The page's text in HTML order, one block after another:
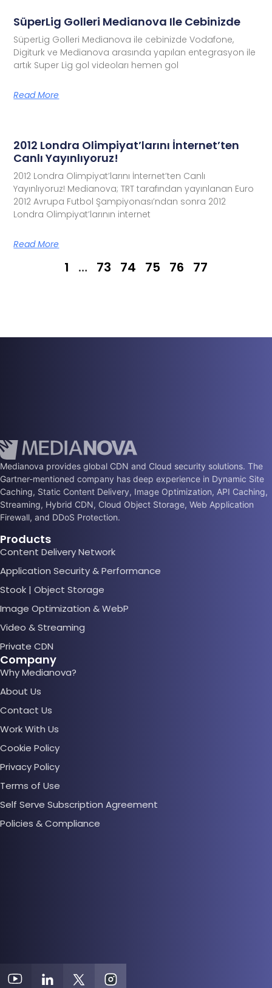
SüperLig Golleri Medianova Ile Cebinizde
SüperLig Golleri Medianova ile cebinizde Vodafone,
Digiturk ve Medianova arasında yapılan entegrasyon ile
artık Super Lig gol videoları hemen gol
Read More
2012 Londra Olimpiyat’larını İnternet’ten
Canlı Yayınlıyoruz!
2012 Londra Olimpiyat’larını İnternet’ten Canlı
Yayınlıyoruz! Medianova; TRT tarafından yayınlanan Euro
2012 Avrupa Futbol Şampiyonası’ndan sonra 2012
Londra Olimpiyat’larının internet
Read More
1 … 73 74 75 76 77
Medianova provides global CDN and Cloud security solutions. The
Gartner-mentioned company has deep experience in Dynamic Site
Caching, Static Content Delivery, Image Optimization, API Caching,
Streaming, Hybrid CDN, Cloud Object Storage, Web Application
Firewall, and DDoS Protection.
Products
Content Delivery Network
Application Security & Performance
Stook | Object Storage
Image Optimization & WebP
Video & Streaming
Private CDN
Company
Why Medianova?
About Us
Contact Us
Work With Us
Cookie Policy
Privacy Policy
Terms of Use
Self Serve Subscription Agreement
Policies & Compliance